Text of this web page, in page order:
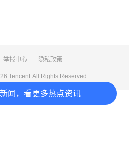
闻，看更多热点资讯
举报中心 隐私政策
Tencent.All Rights Reserved